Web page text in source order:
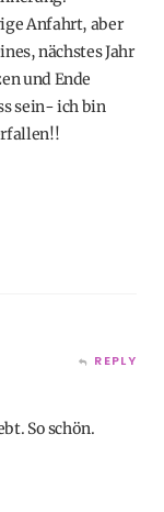
Anfahrt, aber
nächstes Jahr
und Ende
sein- ich bin
REPLY
So schön.